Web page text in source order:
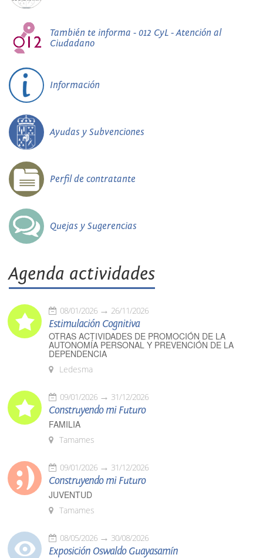
También te informa - 012 CyL - Atención al
Ciudadano
Información
Ayudas y Subvenciones
Perfil de contratante
Quejas y Sugerencias
Agenda actividades
08/01/2026 26/11/2026
Estimulación Cognitiva
OTRAS ACTIVIDADES DE PROMOCIÓN DE LA
AUTONOMÍA PERSONAL Y PREVENCIÓN DE LA
DEPENDENCIA
Ledesma
09/01/2026 31/12/2026
Construyendo mi Futuro
FAMILIA
Tamames
09/01/2026 31/12/2026
Construyendo mi Futuro
JUVENTUD
Tamames
08/05/2026 30/08/2026
Exposición Oswaldo Guayasamín